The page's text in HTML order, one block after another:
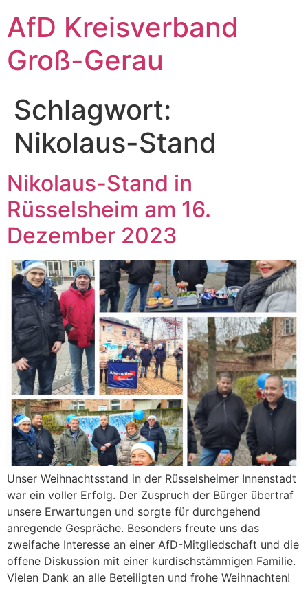
Inhalt
springen
AfD Kreisverband
Groß-Gerau
Schlagwort:
Nikolaus-Stand
Nikolaus-Stand in
Rüsselsheim am 16.
Dezember 2023
Unser Weihnachtsstand in der Rüsselsheimer Innenstadt
war ein voller Erfolg. Der Zuspruch der Bürger übertraf
unsere Erwartungen und sorgte für durchgehend
anregende Gespräche. Besonders freute uns das
zweifache Interesse an einer AfD-Mitgliedschaft und die
offene Diskussion mit einer kurdischstämmigen Familie.
Vielen Dank an alle Beteiligten und frohe Weihnachten!